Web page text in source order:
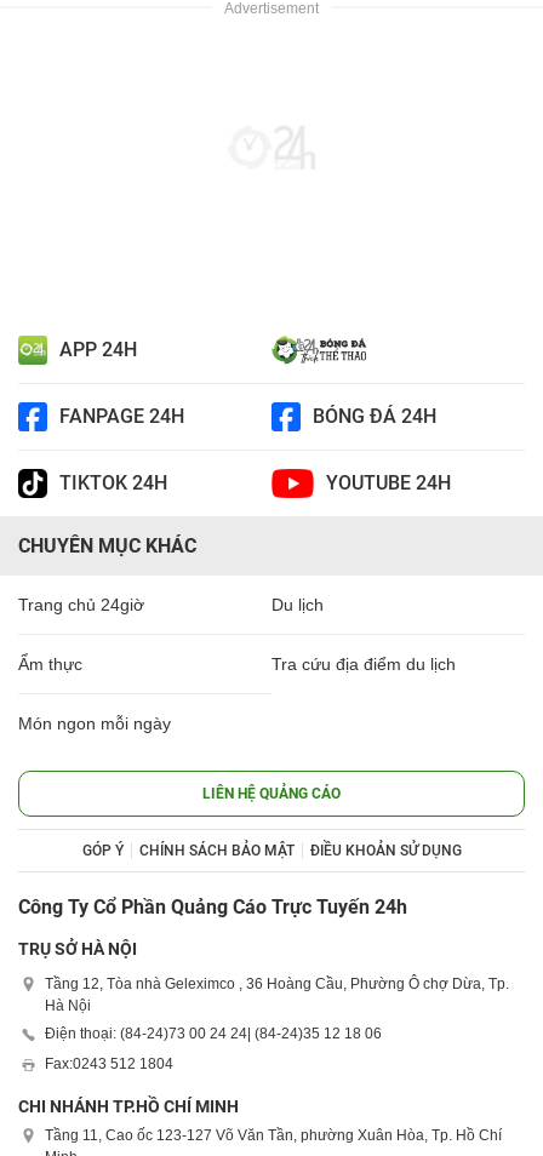
APP 24H
FANPAGE 24H BÓNG ĐÁ 24H
TIKTOK 24H YOUTUBE 24H
CHUYÊN MỤC KHÁC
Trang chủ 24giờ Du lịch
Ẩm thực Tra cứu địa điểm du lịch
Món ngon mỗi ngày
LIÊN HỆ QUẢNG CÁO
GÓP Ý CHÍNH SÁCH BẢO MẬT ĐIỀU KHOẢN SỬ DỤNG
Công Ty Cổ Phần Quảng Cáo Trực Tuyến 24h
TRỤ SỞ HÀ NỘI
Tầng 12, Tòa nhà Geleximco , 36 Hoàng Cầu, Phường Ô chợ Dừa, Tp.
Hà Nội
Điện thoại: (84-24)73 00 24 24| (84-24)35 12 18 06
Fax:0243 512 1804
CHI NHÁNH TP.HỒ CHÍ MINH
Tầng 11, Cao ốc 123-127 Võ Văn Tần, phường Xuân Hòa, Tp. Hồ Chí